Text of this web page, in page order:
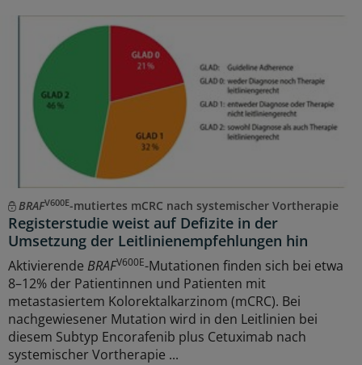
BRAFV600E-mutiertes mCRC nach systemischer Vortherapie
Registerstudie weist auf Defizite in der
Umsetzung der Leitlinienempfehlungen hin
Aktivierende BRAFV600E-Mutationen finden sich bei etwa
8–12% der Patientinnen und Patienten mit
metastasiertem Kolorektalkarzinom (mCRC). Bei
nachgewiesener Mutation wird in den Leitlinien bei
diesem Subtyp Encorafenib plus Cetuximab nach
systemischer Vortherapie ...